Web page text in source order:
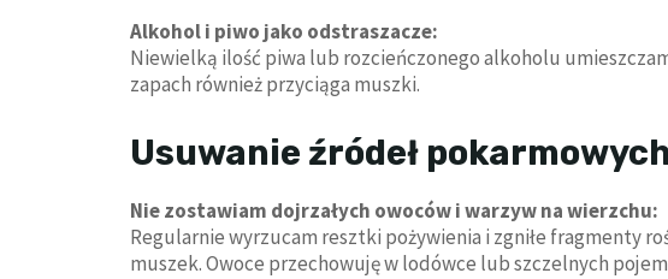
Alkohol i piwo jako odstraszacze:
Niewielką ilość piwa lub rozcieńczonego alkoholu
zapach również przyciąga muszki.
Usuwanie źródeł pokarmowych
Nie zostawiam dojrzałych owoców i warzyw na wierzchu:
Regularnie wyrzucam resztki pożywienia i zgniłe fragmenty
muszek. Owoce przechowuję w lodówce lub szczelnych